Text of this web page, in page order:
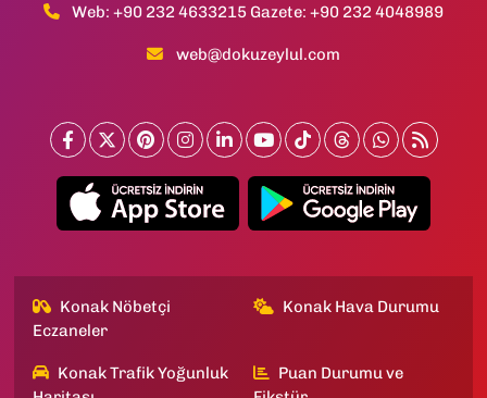
Web: +90 232 4633215 Gazete: +90 232 4048989
web@dokuzeylul.com
Konak Nöbetçi
Eczaneler
Konak Hava Durumu
Konak Trafik Yoğunluk
Puan Durumu ve